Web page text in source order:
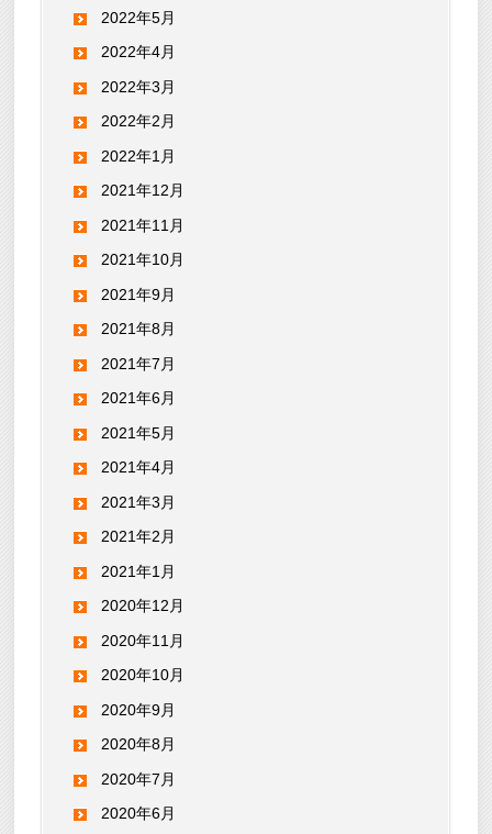
2022年5月
2022年4月
2022年3月
2022年2月
2022年1月
2021年12月
2021年11月
2021年10月
2021年9月
2021年8月
2021年7月
2021年6月
2021年5月
2021年4月
2021年3月
2021年2月
2021年1月
2020年12月
2020年11月
2020年10月
2020年9月
2020年8月
2020年7月
2020年6月